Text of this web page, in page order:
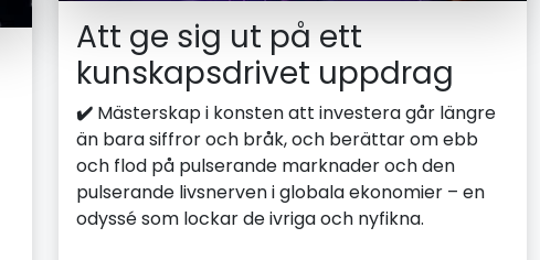
Att ge sig ut på ett
kunskapsdrivet uppdrag
✔️ Mästerskap i konsten att investera går längre
än bara siffror och bråk, och berättar om ebb
och flod på pulserande marknader och den
pulserande livsnerven i globala ekonomier – en
odyssé som lockar de ivriga och nyfikna.